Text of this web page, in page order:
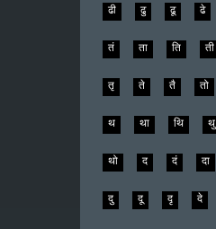
ढी ढु ढू ढे
तं ता ति ती
तृ ते तै तो
थ था थि थु
थो द दं दा
दु दू दृ दे